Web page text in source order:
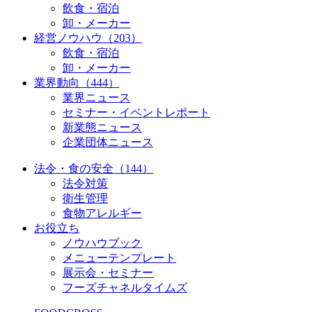
飲食・宿泊
卸・メーカー
経営ノウハウ（203）
飲食・宿泊
卸・メーカー
業界動向（444）
業界ニュース
セミナー・イベントレポート
新業態ニュース
企業団体ニュース
法令・食の安全（144）
法令対策
衛生管理
食物アレルギー
お役立ち
ノウハウブック
メニューテンプレート
展示会・セミナー
フーズチャネルタイムズ